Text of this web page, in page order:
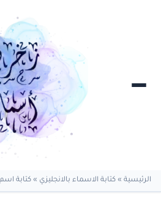
الرئيسية » كتابة الاسماء بالانجليزي » كتابة اسم